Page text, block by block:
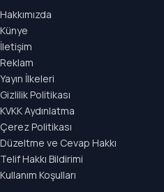
Hakkımızda
Künye
İletişim
Reklam
Yayın İlkeleri
Gizlilik Politikası
KVKK Aydınlatma
Çerez Politikası
Düzeltme ve Cevap Hakkı
Telif Hakkı Bildirimi
Kullanım Koşulları